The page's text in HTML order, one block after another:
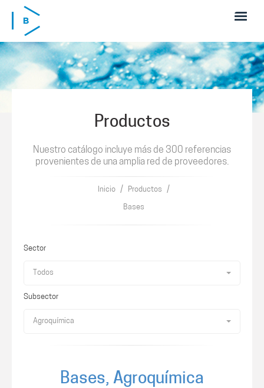
Pasar al contenido principal
Productos
Nuestro catálogo incluye más de 300 referencias
provenientes de una amplia red de proveedores.
Inicio / Productos /
Bases
Sector
Todos
Subsector
Agroquímica
Bases, Agroquímica